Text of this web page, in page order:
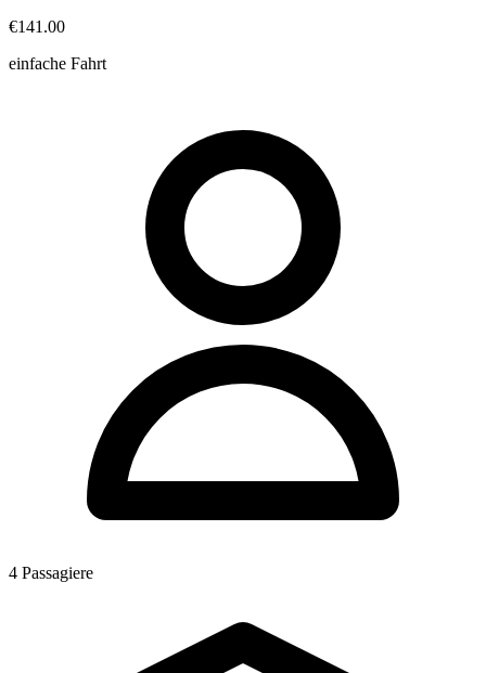
€141.00
einfache Fahrt
4 Passagiere